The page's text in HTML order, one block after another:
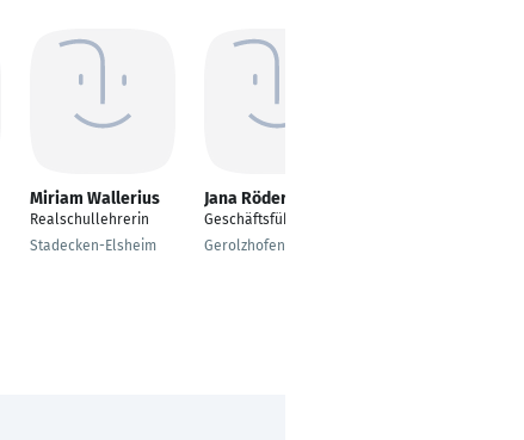
Miriam Wallerius
Realschullehrerin
Stadecken-Elsheim
Jana Röder
Geschäftsführer
Gerolzhofen